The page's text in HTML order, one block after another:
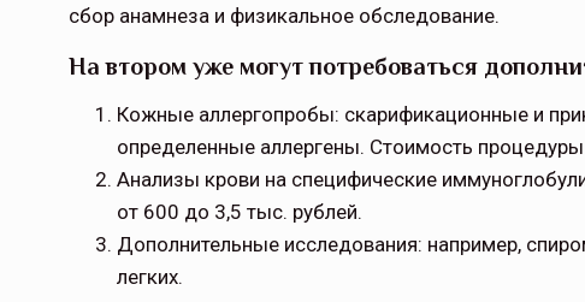
сбор анамнеза и физикальное обследование.
На втором уже могут потребоваться
Кожные аллергопробы: скарификационные и
определенные аллергены. Стоимость
Анализы крови на специфические
от 600 до 3,5 тыс. рублей.
Дополнительные исследования: например,
легких.